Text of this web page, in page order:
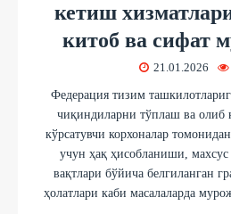
кетиш
китоб ва сифат
21.01.2026
Федерация тизим
чиқиндиларни тўплаш ва олиб
кўрсатувчи корхоналар
учун ҳақ ҳисобланиши,
вақтлари бўйича белгиланган
ҳолатлари каби масалаларда